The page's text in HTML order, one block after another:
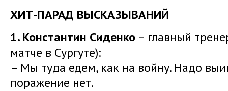
ХИТ-ПАРАД ВЫСКАЗЫВАНИЙ
1. Константин Сиденко – главный
матче в Сургуте):
– Мы туда едем, как на войну. Надо
поражение нет.